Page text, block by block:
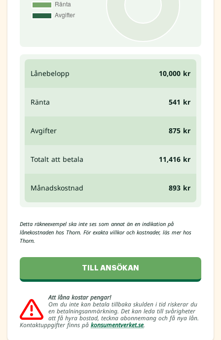
Lånebelopp 10,000 kr
Ränta 541 kr
Avgifter 875 kr
Totalt att betala 11,416 kr
Månadskostnad 893 kr
Detta räkneexempel ska inte ses som annat än en indikation på
lånekostnaden hos Thorn. För exakta villkor och kostnader, läs mer hos
Thorn.
TILL ANSÖKAN
Att låna kostar pengar!
Om du inte kan betala tillbaka skulden i tid riskerar du
en betalningsanmärkning. Det kan leda till svårigheter
att få hyra bostad, teckna abonnemang och få nya lån.
Kontaktuppgifter finns på konsumentverket.se.